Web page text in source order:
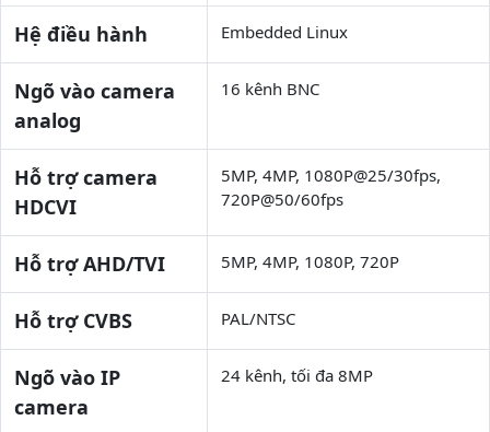
Hệ điều hành Embedded Linux
Ngõ vào camera
analog
16 kênh BNC
Hỗ trợ camera
HDCVI
5MP, 4MP, 1080P@25/30fps,
720P@50/60fps
Hỗ trợ AHD/TVI 5MP, 4MP, 1080P, 720P
Hỗ trợ CVBS PAL/NTSC
Ngõ vào IP
camera
24 kênh, tối đa 8MP